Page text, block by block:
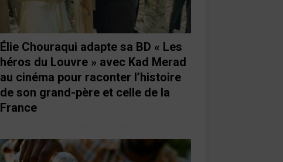
Élie Chouraqui adapte sa BD « Les
héros du Louvre » avec Kad Merad
au cinéma pour raconter l’histoire
de son grand-père et celle de la
France